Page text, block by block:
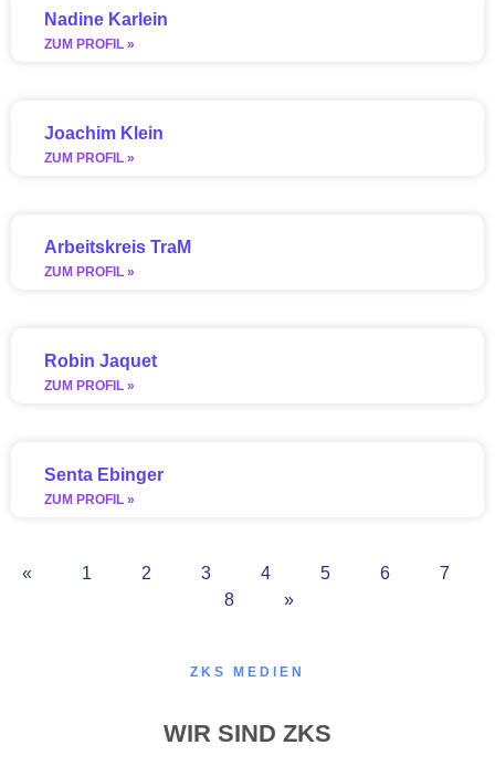
Nadine Karlein
ZUM PROFIL »
Joachim Klein
ZUM PROFIL »
Arbeitskreis TraM
ZUM PROFIL »
Robin Jaquet
ZUM PROFIL »
Senta Ebinger
ZUM PROFIL »
« 1 2 3 4 5 6
7
8
»
ZKS MEDIEN
WIR SIND ZKS